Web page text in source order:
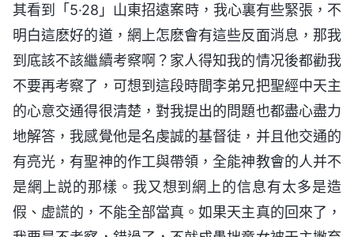
其看到「5·28」山東招遠案時，我心裏有些緊張，不
明白這麽好的道，網上怎麽會有這些反面消息，那我
到底該不該繼續考察啊？家人得知我的情况後都勸我
不要再考察了，可想到這段時間李弟兄把聖經中天主
的心意交通得很清楚，對我提出的問題也都盡心盡力
地解答，我感覺他是名虔誠的基督徒，并且他交通的
有亮光，有聖神的作工與帶領，全能神教會的人并不
是網上説的那樣。我又想到網上的信息有太多是造
假、虚謊的，不能全部當真。如果天主真的回來了，